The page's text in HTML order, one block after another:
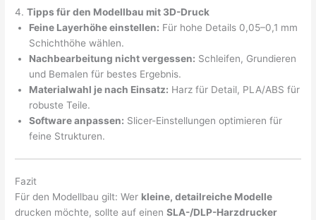
4.Tipps für den Modellbau mit 3D-Druck
Feine Layerhöhe einstellen: Für hohe Details 0,05–0,1 mm
Schichthöhe wählen.
Nachbearbeitung nicht vergessen: Schleifen, Grundieren
und Bemalen für bestes Ergebnis.
Materialwahl je nach Einsatz: Harz für Detail, PLA/ABS für
robuste Teile.
Software anpassen: Slicer-Einstellungen optimieren für
feine Strukturen.
Fazit
Für den Modellbau gilt: Wer kleine, detailreiche Modelle
drucken möchte, sollte auf einenSLA-/DLP-Harzdrucker